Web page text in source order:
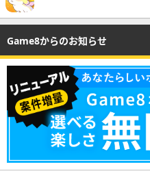
Game8からのお知らせ